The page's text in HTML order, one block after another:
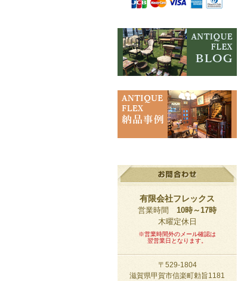
有限会社フレックス
営業時間 10時～17時
木曜定休日
※営業時間外のメール確認は
翌営業日となります。
〒529-1804
滋賀県甲賀市信楽町勅旨1181